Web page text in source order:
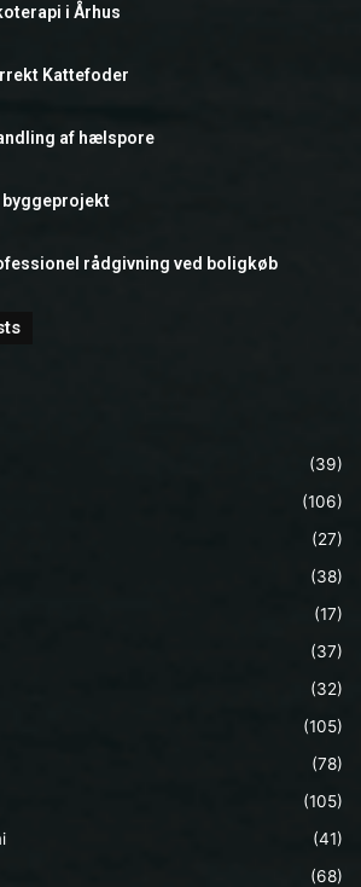
i Århus
Kattefoder
af hælspore
rådgivning ved boligkøb
(39)
(106)
(27)
(38)
(17)
(37)
(32)
(105)
(78)
(105)
(41)
(68)